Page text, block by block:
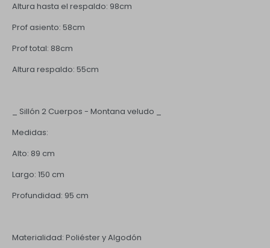
Altura hasta el respaldo: 98cm
Prof asiento: 58cm
Prof total: 88cm
Altura respaldo: 55cm
_ Sillón 2 Cuerpos - Montana veludo _
Medidas:
Alto: 89 cm
Largo: 150 cm
Profundidad: 95 cm
Materialidad: Poliéster y Algodón